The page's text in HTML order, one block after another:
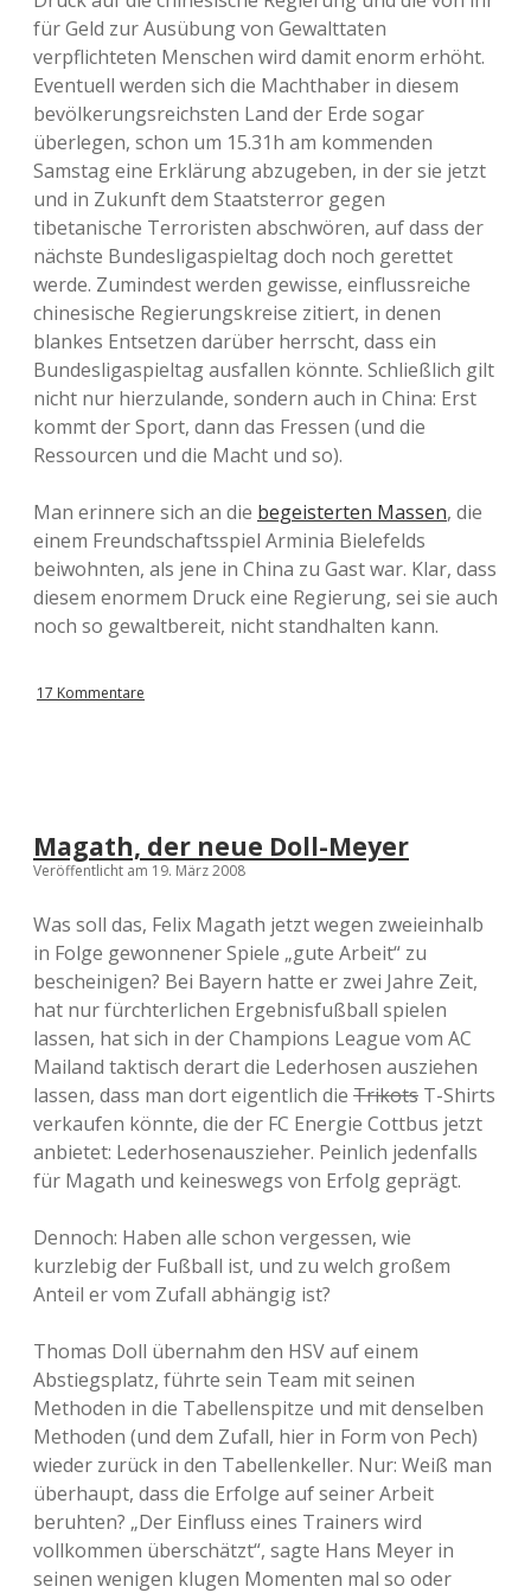
für Geld zur Ausübung von Gewalttaten
verpflichteten Menschen wird damit enorm erhöht.
Eventuell werden sich die Machthaber in diesem
bevölkerungsreichsten Land der Erde sogar
überlegen, schon um 15.31h am kommenden
Samstag eine Erklärung abzugeben, in der sie jetzt
und in Zukunft dem Staatsterror gegen
tibetanische Terroristen abschwören, auf dass der
nächste Bundesligaspieltag doch noch gerettet
werde. Zumindest werden gewisse, einflussreiche
chinesische Regierungskreise zitiert, in denen
blankes Entsetzen darüber herrscht, dass ein
Bundesligaspieltag ausfallen könnte. Schließlich gilt
nicht nur hierzulande, sondern auch in China: Erst
kommt der Sport, dann das Fressen (und die
Ressourcen und die Macht und so).
Man erinnere sich an die begeisterten Massen, die
einem Freundschaftsspiel Arminia Bielefelds
beiwohnten, als jene in China zu Gast war. Klar, dass
diesem enormem Druck eine Regierung, sei sie auch
noch so gewaltbereit, nicht standhalten kann.
17 Kommentare
Magath, der neue Doll-Meyer
Veröffentlicht am 19. März 2008
Was soll das, Felix Magath jetzt wegen zweieinhalb
in Folge gewonnener Spiele „gute Arbeit“ zu
bescheinigen? Bei Bayern hatte er zwei Jahre Zeit,
hat nur fürchterlichen Ergebnisfußball spielen
lassen, hat sich in der Champions League vom AC
Mailand taktisch derart die Lederhosen ausziehen
lassen, dass man dort eigentlich die Trikots T-Shirts
verkaufen könnte, die der FC Energie Cottbus jetzt
anbietet: Lederhosenauszieher. Peinlich jedenfalls
für Magath und keineswegs von Erfolg geprägt.
Dennoch: Haben alle schon vergessen, wie
kurzlebig der Fußball ist, und zu welch großem
Anteil er vom Zufall abhängig ist?
Thomas Doll übernahm den HSV auf einem
Abstiegsplatz, führte sein Team mit seinen
Methoden in die Tabellenspitze und mit denselben
Methoden (und dem Zufall, hier in Form von Pech)
wieder zurück in den Tabellenkeller. Nur: Weiß man
überhaupt, dass die Erfolge auf seiner Arbeit
beruhten? „Der Einfluss eines Trainers wird
vollkommen überschätzt“, sagte Hans Meyer in
seinen wenigen klugen Momenten mal so oder